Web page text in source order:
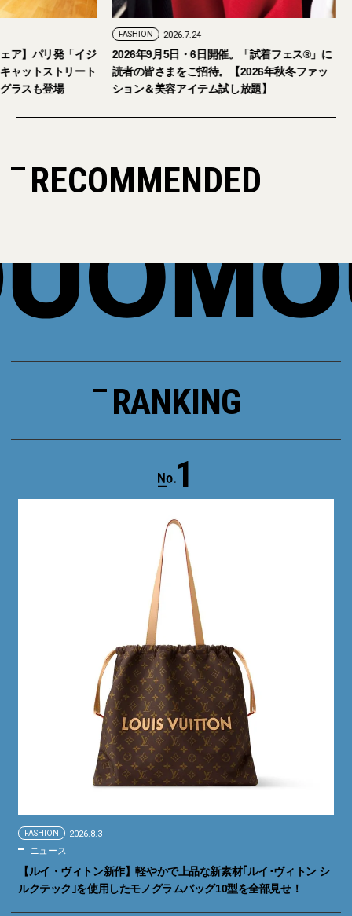
ア】パリ発「イジ
ャットストリート
ラスも登場
FASHION 2026.7.24
2026年9月5日・6日開催。「試着フェス®︎」に
読者の皆さまをご招待。【2026年秋冬ファッ
ション＆美容アイテム試し放題】
RECOMMENDED
RANKING
1
FASHION 2026.8.3
ニュース
【ルイ・ヴィトン新作】軽やかで上品な新素材｢ルイ･ヴィトン シ
ルクテック｣を使用したモノグラムバッグ10型を全部見せ！